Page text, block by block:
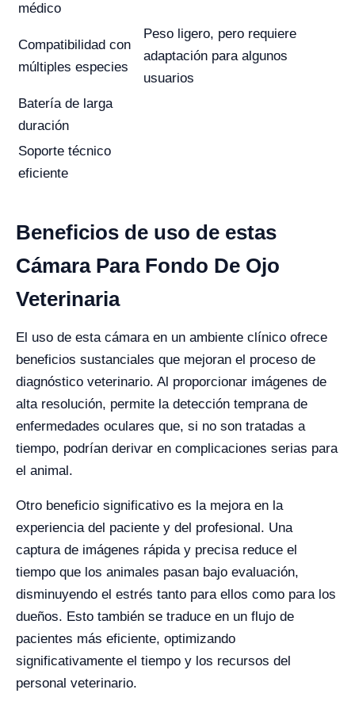
médico
Compatibilidad con
múltiples especies
Peso ligero, pero requiere
adaptación para algunos
usuarios
Batería de larga
duración
Soporte técnico
eficiente
Beneficios de uso de estas
Cámara Para Fondo De Ojo
Veterinaria
El uso de esta cámara en un ambiente clínico ofrece
beneficios sustanciales que mejoran el proceso de
diagnóstico veterinario. Al proporcionar imágenes de
alta resolución, permite la detección temprana de
enfermedades oculares que, si no son tratadas a
tiempo, podrían derivar en complicaciones serias para
el animal.
Otro beneficio significativo es la mejora en la
experiencia del paciente y del profesional. Una
captura de imágenes rápida y precisa reduce el
tiempo que los animales pasan bajo evaluación,
disminuyendo el estrés tanto para ellos como para los
dueños. Esto también se traduce en un flujo de
pacientes más eficiente, optimizando
significativamente el tiempo y los recursos del
personal veterinario.